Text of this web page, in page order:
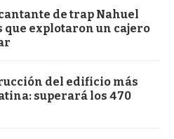
de trap Nahuel
que explotaron un cajero
del edificio más
superará los 470